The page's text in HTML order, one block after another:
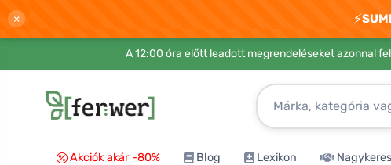
× ⚡
A 12:00 óra előtt leadott megrendeléseket azonnal
Akciók akár -80% Blog Lexikon